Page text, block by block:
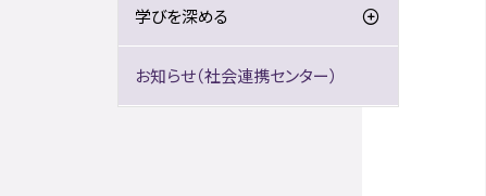
学びを深める
お知らせ（社会連携センター）